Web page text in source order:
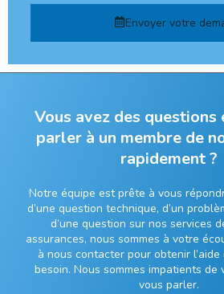
Envoyer votre
Vous avez des questions
parler à un membre de
rapidement ?
Notre équipe est prête à vous
d’une question technique, d’un
d’une question sur nos services
assurances, nous sommes à votre
à nous contacter pour obtenir
besoin. Nous sommes impatients de
vous parler.